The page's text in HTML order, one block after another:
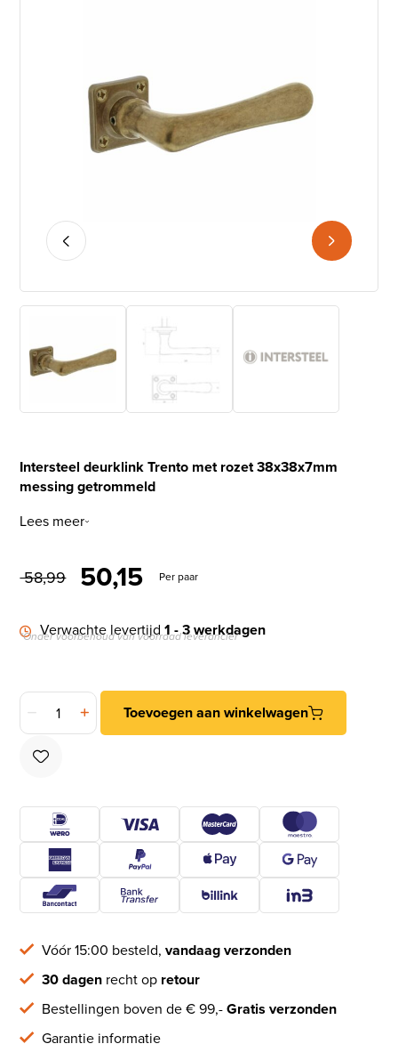
Intersteel deurklink Trento met rozet 38x38x7mm
messing getrommeld
Lees meer
58,99 Oorspronkelijke prijs was:
50,15Huidige prijs is: €
Per paar
Verwachte levertijd1 - 3 werkdagen
*Onder voorbehoud van voorraad leverancier
Intersteel deurklink Trento met rozet 38x38x7mm messing
Toevoegen aan winkelwagen
Vóór 15:00 besteld,vandaag verzonden
30 dagen recht op retour
Bestellingen boven de € 99,-Gratis verzonden
Garantie informatie